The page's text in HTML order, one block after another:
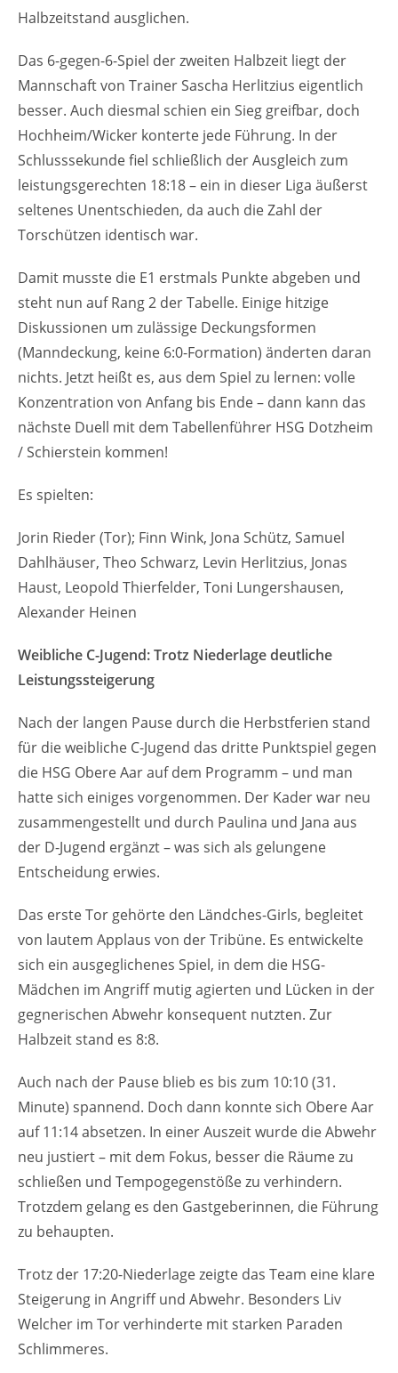
Halbzeitstand ausglichen.
Das 6-gegen-6-Spiel der zweiten Halbzeit liegt der
Mannschaft von Trainer Sascha Herlitzius eigentlich
besser. Auch diesmal schien ein Sieg greifbar, doch
Hochheim/Wicker konterte jede Führung. In der
Schlusssekunde fiel schließlich der Ausgleich zum
leistungsgerechten 18:18 – ein in dieser Liga äußerst
seltenes Unentschieden, da auch die Zahl der
Torschützen identisch war.
Damit musste die E1 erstmals Punkte abgeben und
steht nun auf Rang 2 der Tabelle. Einige hitzige
Diskussionen um zulässige Deckungsformen
(Manndeckung, keine 6:0-Formation) änderten daran
nichts. Jetzt heißt es, aus dem Spiel zu lernen: volle
Konzentration von Anfang bis Ende – dann kann das
nächste Duell mit dem Tabellenführer HSG Dotzheim
/ Schierstein kommen!
Es spielten:
Jorin Rieder (Tor); Finn Wink, Jona Schütz, Samuel
Dahlhäuser, Theo Schwarz, Levin Herlitzius, Jonas
Haust, Leopold Thierfelder, Toni Lungershausen,
Alexander Heinen
Weibliche C-Jugend: Trotz Niederlage deutliche
Leistungssteigerung
Nach der langen Pause durch die Herbstferien stand
für die weibliche C-Jugend das dritte Punktspiel gegen
die HSG Obere Aar auf dem Programm – und man
hatte sich einiges vorgenommen. Der Kader war neu
zusammengestellt und durch Paulina und Jana aus
der D-Jugend ergänzt – was sich als gelungene
Entscheidung erwies.
Das erste Tor gehörte den Ländches-Girls, begleitet
von lautem Applaus von der Tribüne. Es entwickelte
sich ein ausgeglichenes Spiel, in dem die HSG-
Mädchen im Angriff mutig agierten und Lücken in der
gegnerischen Abwehr konsequent nutzten. Zur
Halbzeit stand es 8:8.
Auch nach der Pause blieb es bis zum 10:10 (31.
Minute) spannend. Doch dann konnte sich Obere Aar
auf 11:14 absetzen. In einer Auszeit wurde die Abwehr
neu justiert – mit dem Fokus, besser die Räume zu
schließen und Tempogegenstöße zu verhindern.
Trotzdem gelang es den Gastgeberinnen, die Führung
zu behaupten.
Trotz der 17:20-Niederlage zeigte das Team eine klare
Steigerung in Angriff und Abwehr. Besonders Liv
Welcher im Tor verhinderte mit starken Paraden
Schlimmeres.